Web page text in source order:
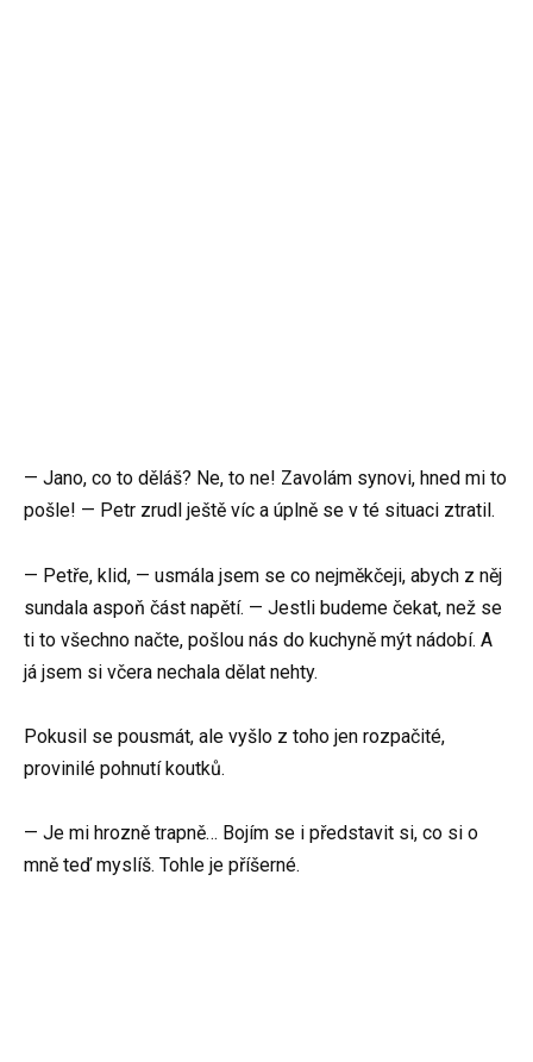
— Jano, co to děláš? Ne, to ne! Zavolám synovi, hned mi to
pošle! — Petr zrudl ještě víc a úplně se v té situaci ztratil.
— Petře, klid, — usmála jsem se co nejměkčeji, abych z něj
sundala aspoň část napětí. — Jestli budeme čekat, než se
ti to všechno načte, pošlou nás do kuchyně mýt nádobí. A
já jsem si včera nechala dělat nehty.
Pokusil se pousmát, ale vyšlo z toho jen rozpačité,
provinilé pohnutí koutků.
— Je mi hrozně trapně… Bojím se i představit si, co si o
mně teď myslíš. Tohle je příšerné.